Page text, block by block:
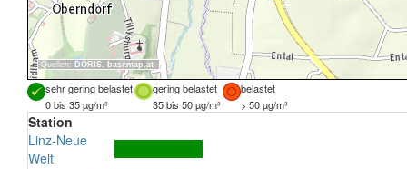
Quellen: DORIS, basemap.at
sehr gering belastet gering belastet
belastet
0 bis 35 µg/m³
35 bis 50 µg/m³ > 50 µg/m³
Station
Linz-Neue
Welt